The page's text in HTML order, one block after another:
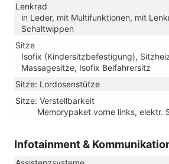
Lenkrad
in Leder, mit Multifunktionen, mit
Schaltwippen
Sitze
Isofix (Kindersitzbefestigung),
Massagesitze, Isofix Beifahrersitz
Sitze: Lordosenstütze
Sitze: Verstellbarkeit
Memorypaket vorne links, elektr.
Infotainment &